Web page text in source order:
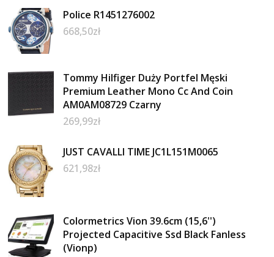
Police R1451276002
668,50zł
Tommy Hilfiger Duży Portfel Męski
Premium Leather Mono Cc And Coin
AM0AM08729 Czarny
269,99zł
JUST CAVALLI TIME JC1L151M0065
621,98zł
Colormetrics Vion 39.6cm (15,6'')
Projected Capacitive Ssd Black Fanless
(Vionp)